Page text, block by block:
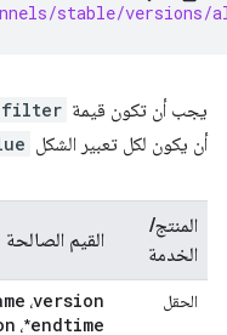
stable/
يجب أن تكون قيمة filter
أن يكون لكل تعبير الشكل
المنتج/
الخدمة
القيم الصالحة
الحقل version،
endtime*،